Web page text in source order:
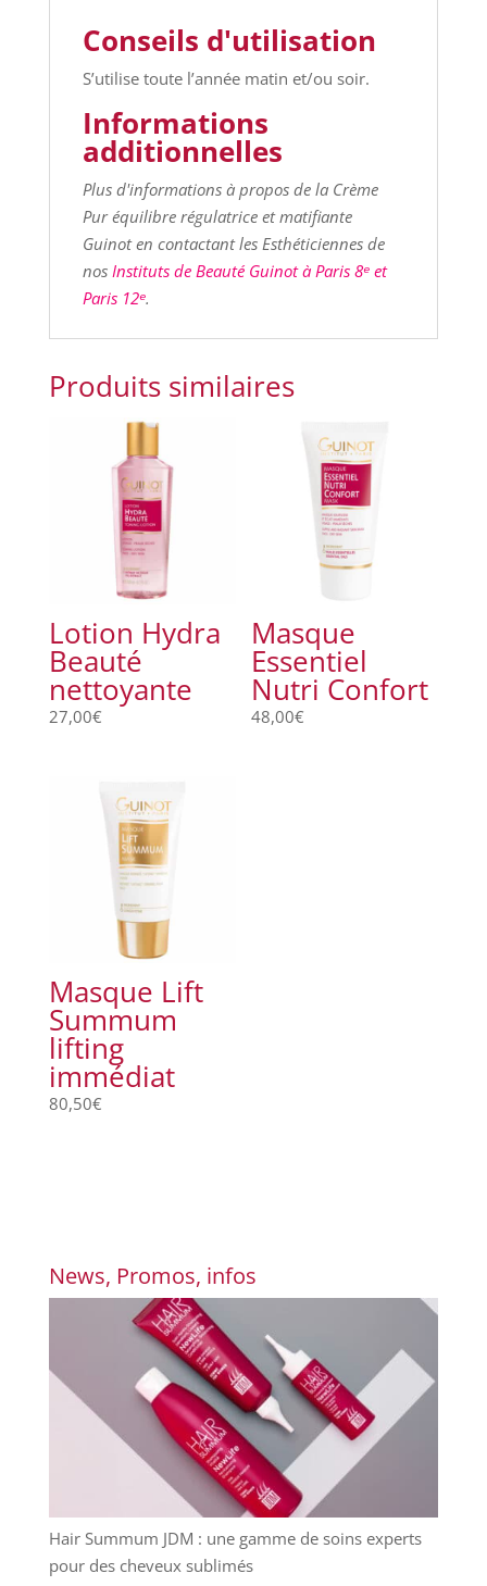
Conseils d'utilisation
S’utilise toute l’année matin et/ou soir.
Informations
additionnelles
Plus d'informations à propos de la Crème
Pur équilibre régulatrice et matifiante
Guinot en contactant les Esthéticiennes de
nos Instituts de Beauté Guinot à Paris 8ᵉ et
Paris 12ᵉ.
Produits similaires
Lotion Hydra
Beauté
nettoyante
27,00€
Masque
Essentiel
Nutri Confort
48,00€
Masque Lift
Summum
lifting
immédiat
80,50€
News, Promos, infos
Hair Summum JDM : une gamme de soins experts
pour des cheveux sublimés